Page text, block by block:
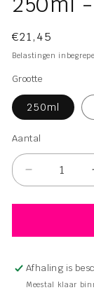
Normale
prijs
€21,45
Belastingen
Grootte
250ml
Aantal
Aantal
Aantal
verlagen
voor
Asana
250ml
-
Afhaling is
Meestal klaar